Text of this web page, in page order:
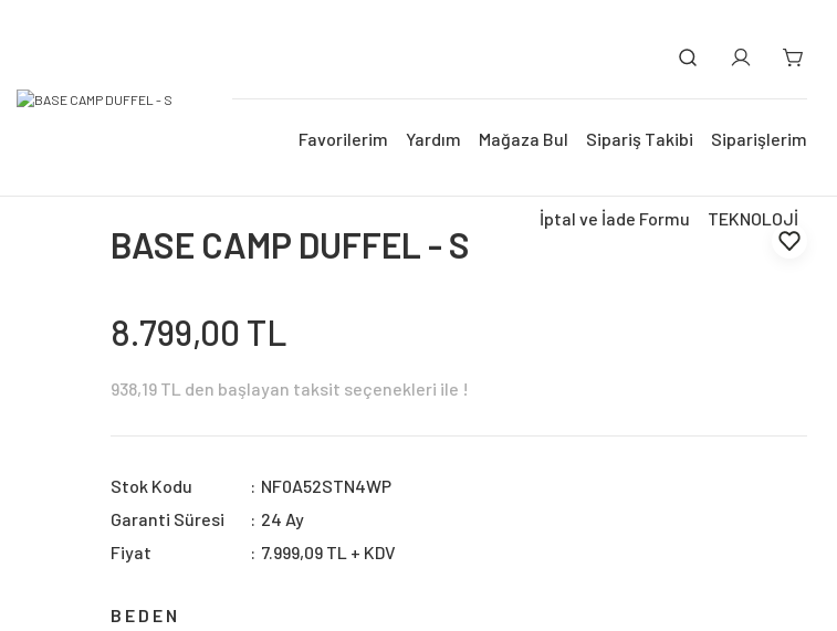
Siparişlerim
Sipariş Takibi
Mağaza Bul
Yardım
Favorilerim
TEKNOLOJİ
İptal ve İade Formu
BASE CAMP DUFFEL - S
8.799,00 TL
938,19 TL den başlayan taksit seçenekleri ile !
Stok Kodu
NF0A52STN4WP
Garanti Süresi
24 Ay
Fiyat
7.999,09 TL + KDV
BEDEN